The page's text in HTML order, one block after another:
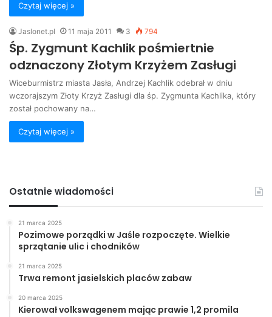
Czytaj więcej »
Jaslonet.pl 11 maja 2011 3 794
Śp. Zygmunt Kachlik pośmiertnie
odznaczony Złotym Krzyżem Zasługi
Wiceburmistrz miasta Jasła, Andrzej Kachlik odebrał w dniu
wczorajszym Złoty Krzyż Zasługi dla śp. Zygmunta Kachlika, który
został pochowany na…
Czytaj więcej »
Ostatnie wiadomości
21 marca 2025
Pozimowe porządki w Jaśle rozpoczęte. Wielkie
sprzątanie ulic i chodników
21 marca 2025
Trwa remont jasielskich placów zabaw
20 marca 2025
Kierował volkswagenem mając prawie 1,2 promila